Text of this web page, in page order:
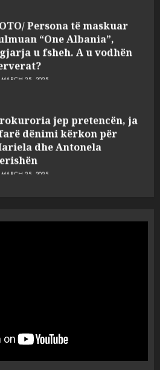
Persona të maskuar
“One Albania”,
u fsheh. A u vodhën
MARCH 25, 2025
jep pretencën, ja
dënimi kërkon për
dhe Antonela
MARCH 25, 2025
Joana Nano për
abuzim me fondet publike dhe
të pajustifikuar